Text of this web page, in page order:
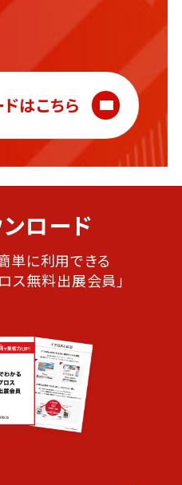
はこちら
ロード
単に利用できる
ス無料出展会員」